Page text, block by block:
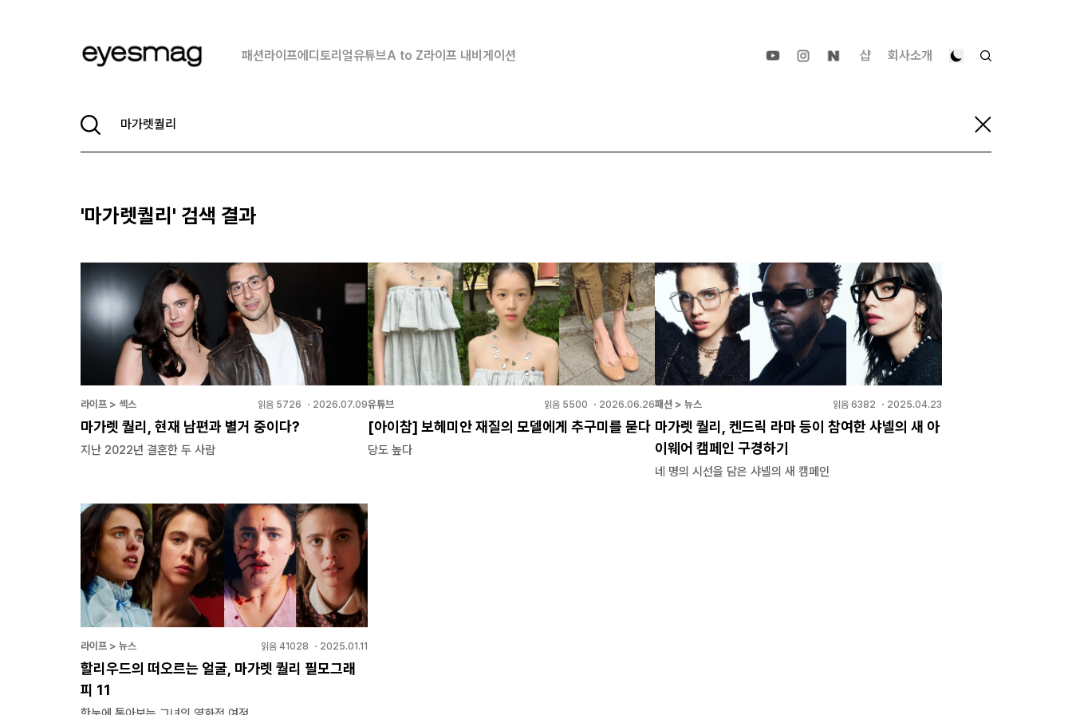
패션라이프에디토리얼유튜브A to Z라이프 내비게이션 샵 회사소개
'마가렛퀄리 ' 검색 결과
라이프 > 섹스 읽음 5726 ・ 2026.07.09
마가렛 퀄리, 현재 남편과 별거 중이다?
지난 2022년 결혼한 두 사람
유튜브 읽음 5500 ・ 2026.06.26
[아이참] 보헤미안 재질의 모델에게 추구미를 묻다
당도 높다
패션 > 뉴스 읽음 6382 ・ 2025.04.23
마가렛 퀄리, 켄드릭 라마 등이 참여한 샤넬의 새 아
이웨어 캠페인 구경하기
네 명의 시선을 담은 샤넬의 새 캠페인
라이프 > 뉴스 읽음 41028 ・ 2025.01.11
할리우드의 떠오르는 얼굴, 마가렛 퀄리 필모그래
피 11